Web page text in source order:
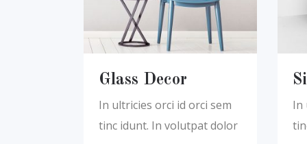
Glass Decor
In ultricies orci id orci sem
tinc idunt. In volutpat dolor
In